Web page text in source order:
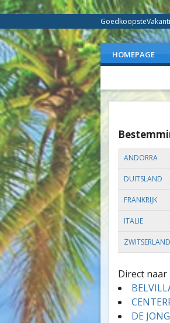
HOMEPAGE
ANDORRA
DUITSLAND
FRANKRIJK
ITALIE
ZWITSERLAND
Direct
DE